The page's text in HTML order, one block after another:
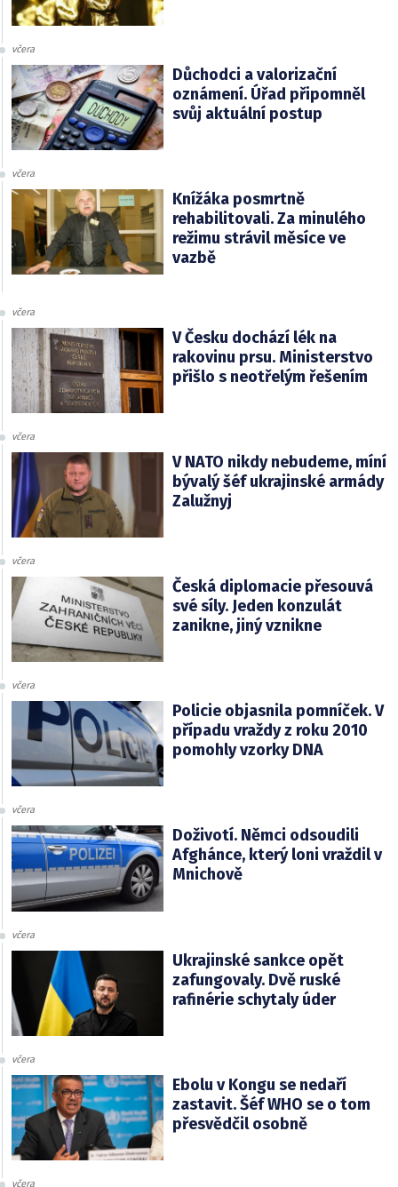
včera
Důchodci a valorizační
oznámení. Úřad připomněl
svůj aktuální postup
včera
Knížáka posmrtně
rehabilitovali. Za minulého
režimu strávil měsíce ve
vazbě
včera
V Česku dochází lék na
rakovinu prsu. Ministerstvo
přišlo s neotřelým řešením
včera
V NATO nikdy nebudeme, míní
bývalý šéf ukrajinské armády
Zalužnyj
včera
Česká diplomacie přesouvá
své síly. Jeden konzulát
zanikne, jiný vznikne
včera
Policie objasnila pomníček. V
případu vraždy z roku 2010
pomohly vzorky DNA
včera
Doživotí. Němci odsoudili
Afghánce, který loni vraždil v
Mnichově
včera
Ukrajinské sankce opět
zafungovaly. Dvě ruské
rafinérie schytaly úder
včera
Ebolu v Kongu se nedaří
zastavit. Šéf WHO se o tom
přesvědčil osobně
včera